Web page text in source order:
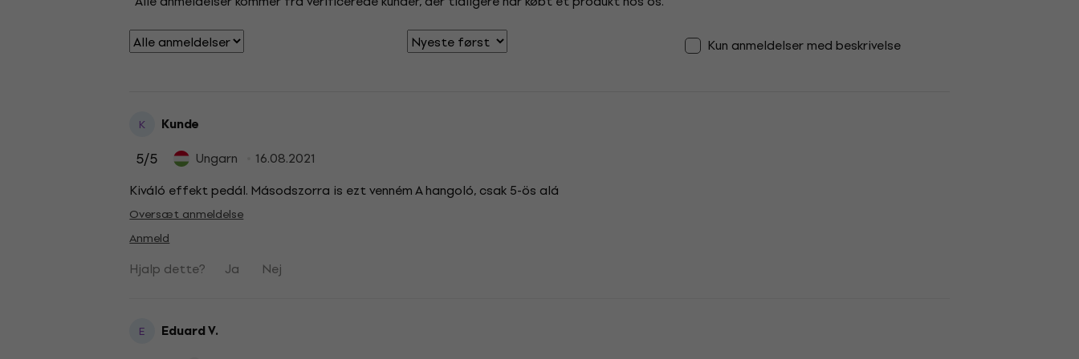
Kun anmeldelser med beskrivelse
K Kunde
5/5 Ungarn
16.08.2021
Kiváló effekt pedál. Másodszorra is ezt venném A hangoló, csak 5-ös alá
Oversæt anmeldelse
Anmeld
Hjalp dette? Ja Nej
E Eduard V.